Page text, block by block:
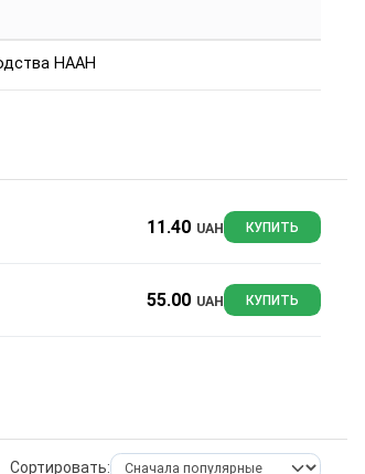
НААН
11.40 UAH КУПИТЬ
55.00 UAH КУПИТЬ
Сортировать: